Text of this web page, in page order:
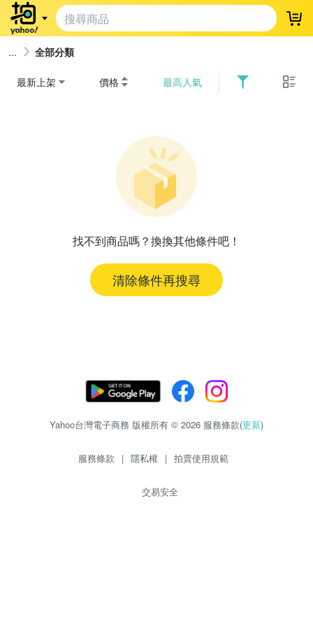
登
全部分類
最新上架 價格 最高人氣
找不到商品嗎？換換其他條件吧！
清除條件再搜尋
Yahoo台灣電子商務 版權所有 © 2026 服務條款(更新)
服務條款 | 隱私權 | 拍賣使用規範
交易安全